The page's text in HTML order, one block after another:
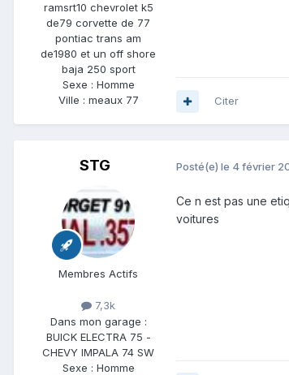
ramsrt10 chevrolet k5
de79 corvette de 77
pontiac trans am
de1980 et un off shore
baja 250 sport
Sexe : Homme
Ville : meaux 77 Citer
STG
Membres Actifs
7,3k
Dans mon garage :
BUICK ELECTRA 75 -
CHEVY IMPALA 74 SW
Sexe : Homme
Posté(e) le 4 février
Ce n est pas une
voitures